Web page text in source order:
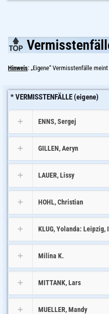
Hinweis: „Eigene“ Vermisstenfälle
* VERMISSTENFÄLLE (eigene)
ENNS, Sergej
GILLEN, Aeryn
LAUER, Lissy
HOHL, Christian
KLUG, Yolanda: Leipzig,
Milina K.
MITTANK, Lars
MUELLER, Mandy